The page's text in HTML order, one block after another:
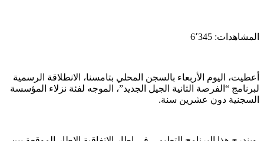
المشاهدات: 6٬345
أعطيت، اليوم الأربعاء بالسجن المحلي بتامسنا، الانطلاقة الرسمية
لبرنامج “الفرصة الثانية الجيل الجديد”، الموجه لفئة نزلاء المؤسسة
السجنية دون عشرين سنة.